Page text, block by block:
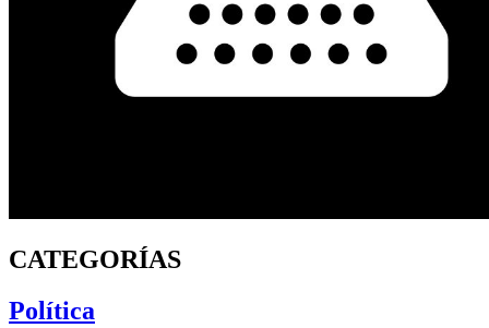
CATEGORÍAS
Política